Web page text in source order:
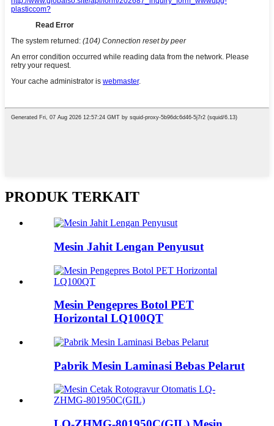
PRODUK TERKAIT
Mesin Jahit Lengan Penyusut
Mesin Pengepres Botol PET
Horizontal LQ100QT
Pabrik Mesin Laminasi Bebas Pelarut